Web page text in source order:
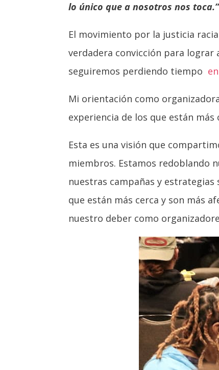
lo único que a nosotros nos
El movimiento por la justicia
verdadera convicción para lograr
seguiremos perdiendo tiempo
Mi orientación como
experiencia de los que están más
Esta es una visión que
miembros. Estamos redoblando
nuestras campañas y
que están más cerca y son más
nuestro deber como